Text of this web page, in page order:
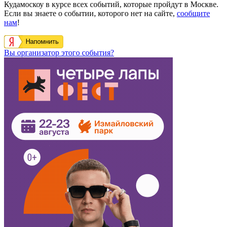
Кудамоскоу в курсе всех событий, которые пройдут в Москве.
Если вы знаете о событии, которого нет на сайте, сообщите
нам!
Напомнить
Вы организатор этого события?